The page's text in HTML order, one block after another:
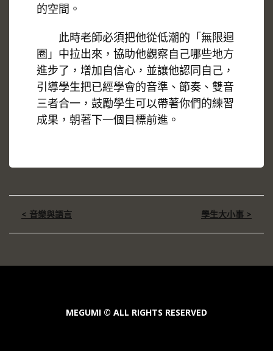
的空間。
此時老師必須把他從低潮的「無限迴
圈」中拉出來，協助他觀察自己哪些地方
進步了，增加自信心，並讓他認同自己，
引導學生把已經學會的音準、節奏、雙音
三者合一，鼓勵學生可以帶著你們的練習
成果，朝著下一個目標前進。
文
章
導
< 音樂與語言 學生大小事 >
MEGUMI © ALL RIGHTS RESERVED